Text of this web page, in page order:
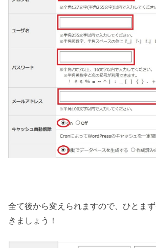
全て後から変えられますので、ひとま
きましょう！